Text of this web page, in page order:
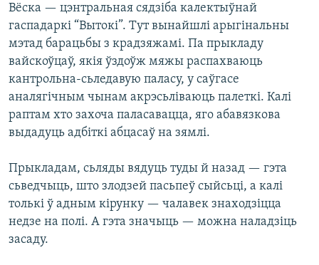
Вёска — цэнтральная сядзіба калектыўнай
гаспадаркі “Вытокі”. Тут вынайшлі арыгінальны
мэтад барацьбы з крадзяжамі. Па прыкладу
вайскоўцаў, якія ўздоўж мяжы распахваюць
кантрольна-сьледавую паласу, у саўгасе
аналягічным чынам акрэсьліваюць палеткі. Калі
раптам хто захоча паласавацца, яго абавязкова
выдадуць адбіткі абцасаў на зямлі.
Прыкладам, сьляды вядуць туды й назад — гэта
сьведчыць, што злодзей пасьпеў сыйсьці, а калі
толькі ў адным кірунку — чалавек знаходзіцца
недзе на полі. А гэта значыць — можна наладзіць
засаду.